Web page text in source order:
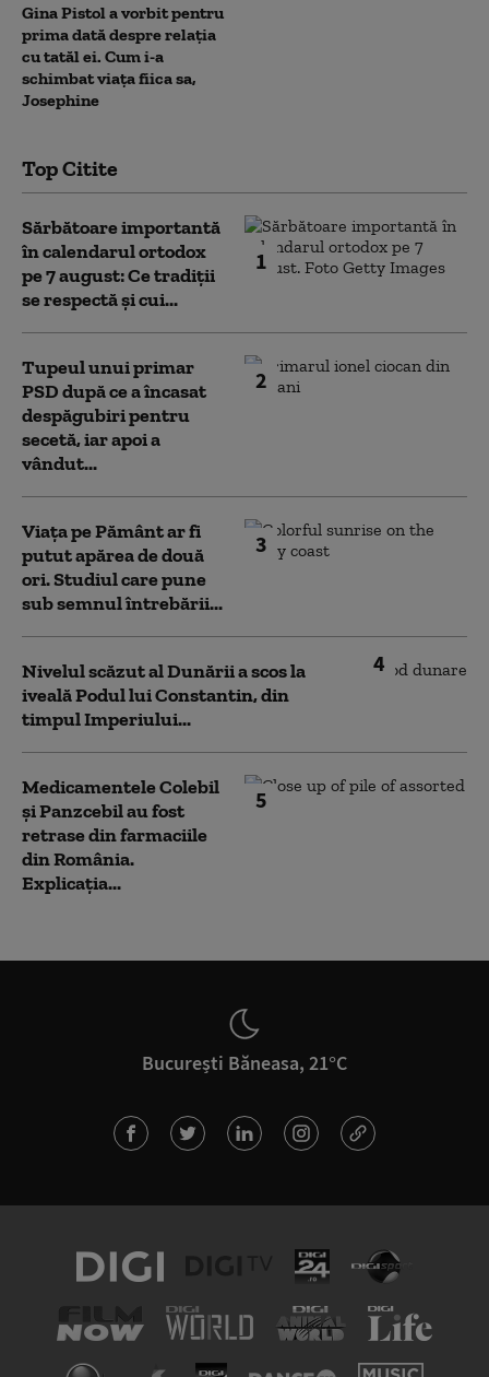
Gina Pistol a vorbit pentru
prima dată despre relația
cu tatăl ei. Cum i-a
schimbat viața fiica sa,
Josephine
Top Citite
1
Sărbătoare importantă
în calendarul ortodox
pe 7 august: Ce tradiții
se respectă și cui...
2
Tupeul unui primar
PSD după ce a încasat
despăgubiri pentru
secetă, iar apoi a
vândut...
3
Viața pe Pământ ar fi
putut apărea de două
ori. Studiul care pune
sub semnul întrebării...
4
Nivelul scăzut al Dunării a scos la
iveală Podul lui Constantin, din
timpul Imperiului...
5
Medicamentele Colebil
și Panzcebil au fost
retrase din farmaciile
din România.
Explicația...
București Băneasa, 21°C